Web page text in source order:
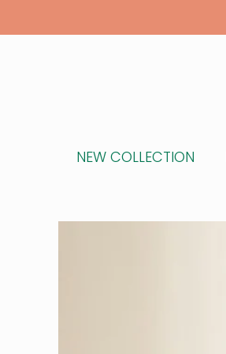
NEW COLLECTION